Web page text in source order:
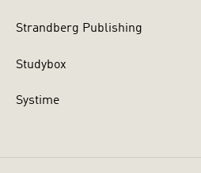
Strandberg Publishing
Studybox
Systime